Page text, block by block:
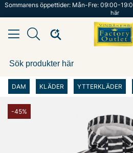
Sommarens öppettider: Mån-Fre: 09:00-
här
DAM KLÄDER YTTERKLÄDER
-45%